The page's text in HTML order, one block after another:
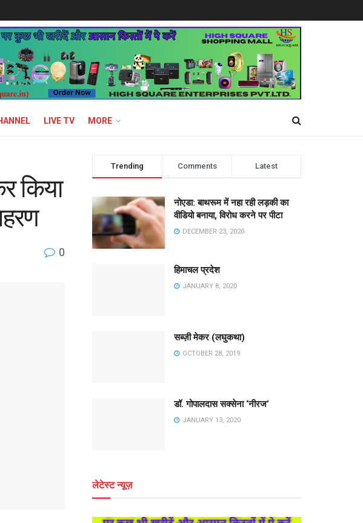
LIVE TV MORE
किया
0
Trending Comments Latest
नोएडा: बाथरूम में नहा रही लड़की का
वीडियो बनाया, विरोध करने पर पीटा
DECEMBER 23, 2020
हिमाचल प्रदेश
JANUARY 8, 2020
सब्ज़ी मेकर (लघुकथा)
OCTOBER 28, 2019
डॉ. गोपालदास सक्सेना ‘नीरज’
JANUARY 13, 2020
लेटेस्ट न्यूज़